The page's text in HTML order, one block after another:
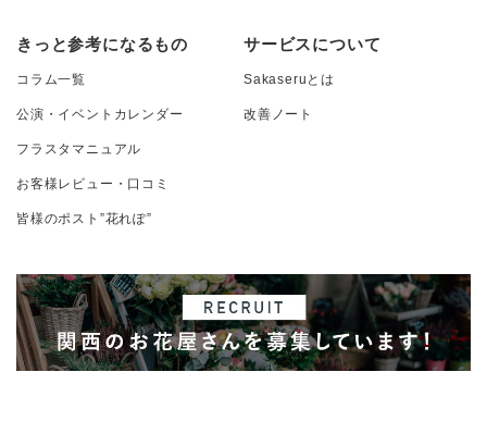
きっと参考になるもの
コラム一覧
公演・イベントカレンダー
フラスタマニュアル
お客様レビュー・口コミ
皆様のポスト”花れぽ”
サービスについて
Sakaseruとは
改善ノート